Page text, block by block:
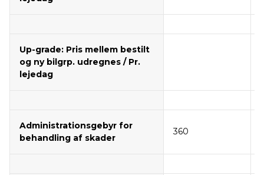
Up-grade: Pris mellem bestilt
og ny bilgrp. udregnes / Pr.
lejedag
Administrationsgebyr for
behandling af skader
360